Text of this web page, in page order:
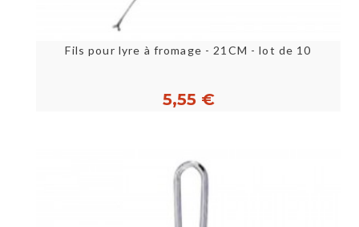
Fils pour lyre à fromage - 21CM - lot de 10
5,55 €